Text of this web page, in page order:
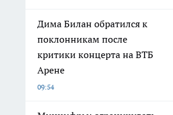
Дима Билан обратился к
поклонникам после
критики концерта на ВТБ
Арене
09:54